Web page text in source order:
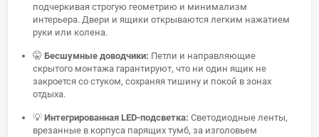
подчеркивая строгую геометрию и минимализм
интерьера. Двери и ящики открываются легким нажатием
руки или колена.
🤫 Бесшумные доводчики: Петли и направляющие
скрытого монтажа гарантируют, что ни один ящик не
закроется со стуком, сохраняя тишину и покой в зонах
отдыха.
💡 Интегрированная LED-подсветка: Светодиодные ленты,
врезанные в корпуса парящих тумб, за изголовьем